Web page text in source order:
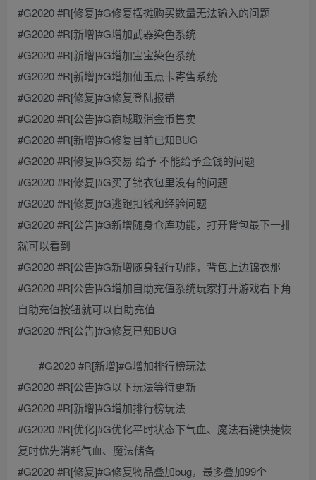
#G2020 #R[修复]#G修复摆摊购买数量无法输入的问题
#G2020 #R[新增]#G增加武器染色系统
#G2020 #R[新增]#G增加宝宝染色系统
#G2020 #R[新增]#G增加仙玉点卡寄售系统
#G2020 #R[修复]#G修复登陆报错
#G2020 #R[公告]#G商城取消金币售卖
#G2020 #R[新增]#G修复目前已知BUG
#G2020 #R[修复]#G交易 给予 不能给予金钱的问题
#G2020 #R[修复]#G买了锦衣包里没有的问题
#G2020 #R[修复]#G逃跑扣钱和经验问题
#G2020 #R[公告]#G新增随身仓库功能，打开背包最下一排
就可以看到
#G2020 #R[公告]#G新增随身银行功能，背包上边锦衣那
#G2020 #R[公告]#G增加自助充值系统玩家打开游戏右下角
自助充值按钮就可以自助充值
#G2020 #R[公告]#G修复已知BUG
#G2020 #R[新增]#G增加排行榜玩法
#G2020 #R[公告]#G以下玩法等待更新
#G2020 #R[新增]#G增加排行榜玩法
#G2020 #R[优化]#G优化平时状态下气血、魔法右键快捷恢
复时优先消耗气血、魔法储备
#G2020 #R[修复]#G修复物品叠加bug，最多叠加99个